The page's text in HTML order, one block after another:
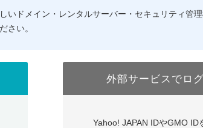
WHOIS検索 以下でもログイン可
以下でも登録可能
いドメイン・レンタルサーバー・セキュリティ管
さい。
外部サービスでロ
Yahoo! JAPAN IDやGMO ID